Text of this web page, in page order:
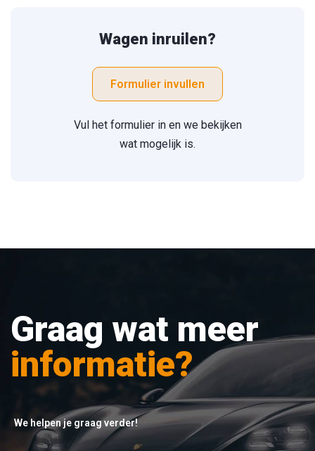
Wagen inruilen?
Formulier invullen
Vul het formulier in en we bekijken
wat mogelijk is.
Graag wat meer
informatie?
We helpen je graag verder!